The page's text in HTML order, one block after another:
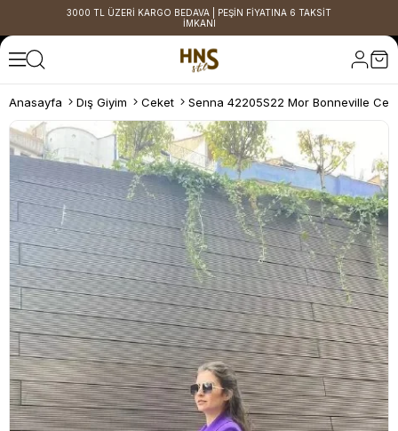
3000 TL ÜZERİ KARGO BEDAVA | PEŞİN FİYATINA 6 TAKSİT
İMKANI
Anasayfa Dış Giyim Ceket Senna 42205S22 Mor Bonneville